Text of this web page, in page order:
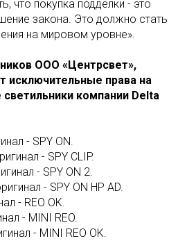
что покупка подделки - это
закона. Это должно стать
на мировом уровне».
ООО «Центрсвет»,
исключительные права на
компании Delta
- SPY ON.
- SPY CLIP.
- SPY ON 2.
- SPY ON HP AD.
- REO OK.
- MINI REO.
- MINI REO OK.